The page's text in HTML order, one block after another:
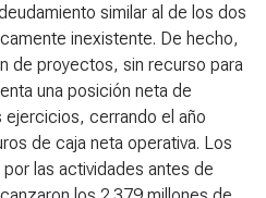
similar al de los dos
inexistente. De hecho,
de proyectos, sin recurso para
una posición neta de
cerrando el año
de caja neta operativa. Los
las actividades antes de